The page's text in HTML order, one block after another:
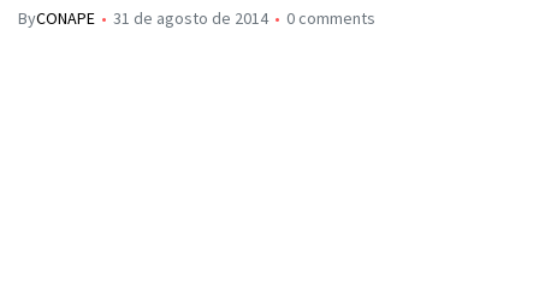
ByCONAPE 31 de agosto de 2014 0 comments